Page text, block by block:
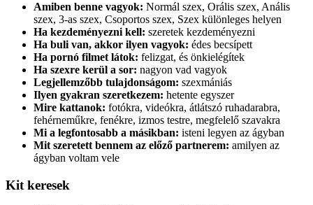
Amiben benne vagyok: Normál szex, Orális szex, Anális
szex, 3-as szex, Csoportos szex, Szex különleges helyen
Ha kezdeményezni kell: szeretek kezdeményezni
Ha buli van, akkor ilyen vagyok: édes becsípett
Ha pornó filmet látok: felizgat, és önkielégítek
Ha szexre kerül a sor: nagyon vad vagyok
Legjellemzőbb tulajdonságom: szexmániás
Ilyen gyakran szeretkezem: hetente egyszer
Mire kattanok: fotókra, videókra, átlátszó ruhadarabra,
fehérneműkre, fenékre, izmos testre, megfelelő szavakra
Mi a legfontosabb a másikban: isteni legyen az ágyban
Mit szeretett bennem az előző partnerem: amilyen az
ágyban voltam vele
Kit keresek